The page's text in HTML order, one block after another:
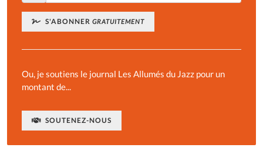
S'ABONNER GRATUITEMENT
Ou, je soutiens le journal Les Allumés du Jazz pour un
montant de...
SOUTENEZ-NOUS